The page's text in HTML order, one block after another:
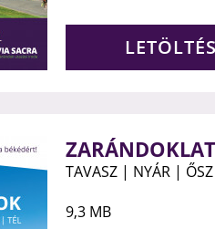
TAVASZ | NYÁR |
9,3 MB